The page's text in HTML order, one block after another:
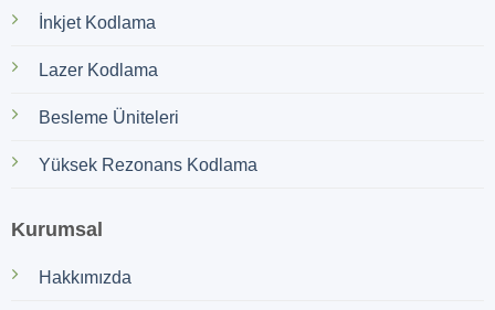
İnkjet Kodlama
Lazer Kodlama
Besleme Üniteleri
Yüksek Rezonans Kodlama
Kurumsal
Hakkımızda